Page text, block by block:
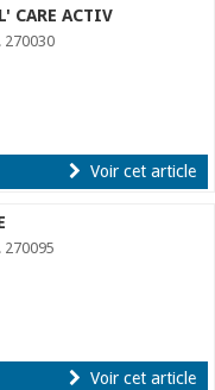
CARE ACTIV
270030
Voir cet article
270095
Voir cet article